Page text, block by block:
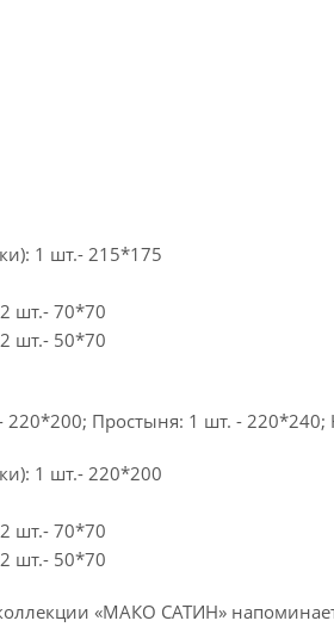
1 шт.- 215*175
шт.- 70*70
шт.- 50*70
220*200; Простыня: 1 шт. -
1 шт.- 220*200
шт.- 70*70
шт.- 50*70
«МАКО САТИН»